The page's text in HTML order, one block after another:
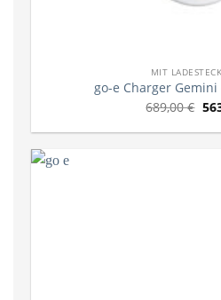
MIT
go-e Charger
689,00€